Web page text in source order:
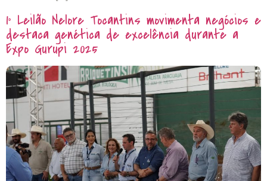
1º Leilão Nelore Tocantins movimenta negócios e
destaca genética de excelência durante a
Expo Gurupi 2025